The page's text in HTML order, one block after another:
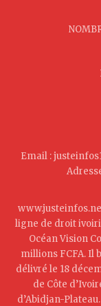
Email :
ligne de droit
Océan Vision
millions FCFA. Il
délivré le 18
de Côte
d’Abidjan-